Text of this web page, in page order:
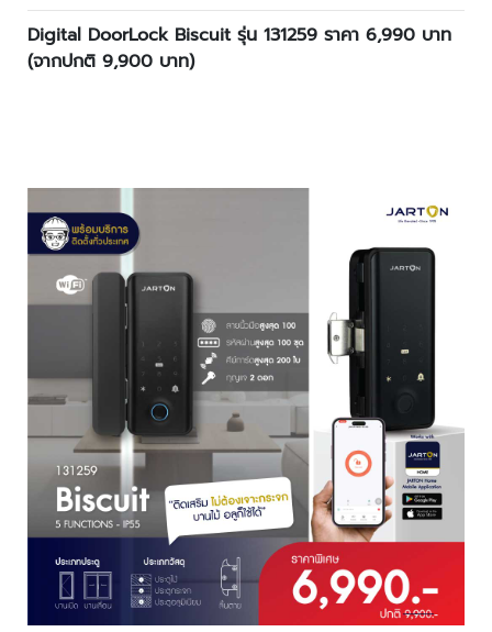
ส
อ
บ
ป
ล
อ
ด
ภั
ย
ค
รื่
อ
ง
ต
ร
ว
จ
จั
บ
โ
Digital DoorLock Biscuit รุ่น 131259 ราคา 6,990 บาท
(จากปกติ 9,900 บาท)